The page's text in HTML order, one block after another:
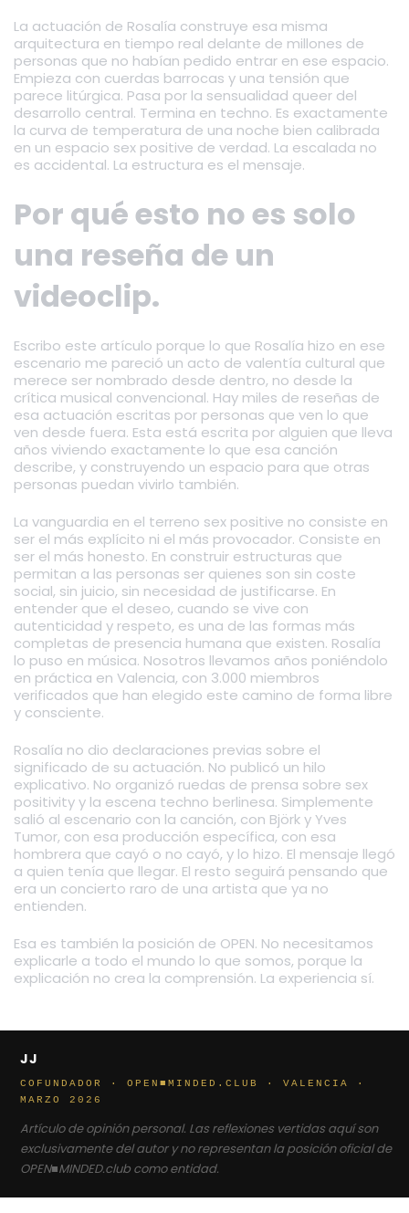
La actuación de Rosalía construye esa misma
arquitectura en tiempo real delante de millones de
personas que no habían pedido entrar en ese espacio.
Empieza con cuerdas barrocas y una tensión que
parece litúrgica. Pasa por la sensualidad queer del
desarrollo central. Termina en techno. Es exactamente
la curva de temperatura de una noche bien calibrada
en un espacio sex positive de verdad. La escalada no
es accidental. La estructura es el mensaje.
Por qué esto no es solo
una reseña de un
videoclip.
Escribo este artículo porque lo que Rosalía hizo en ese
escenario me pareció un acto de valentía cultural que
merece ser nombrado desde dentro, no desde la
crítica musical convencional. Hay miles de reseñas de
esa actuación escritas por personas que ven lo que
ven desde fuera. Esta está escrita por alguien que lleva
años viviendo exactamente lo que esa canción
describe, y construyendo un espacio para que otras
personas puedan vivirlo también.
La vanguardia en el terreno sex positive no consiste en
ser el más explícito ni el más provocador. Consiste en
ser el más honesto. En construir estructuras que
permitan a las personas ser quienes son sin coste
social, sin juicio, sin necesidad de justificarse. En
entender que el deseo, cuando se vive con
autenticidad y respeto, es una de las formas más
completas de presencia humana que existen. Rosalía
lo puso en música. Nosotros llevamos años poniéndolo
en práctica en Valencia, con 3.000 miembros
verificados que han elegido este camino de forma libre
y consciente.
Rosalía no dio declaraciones previas sobre el
significado de su actuación. No publicó un hilo
explicativo. No organizó ruedas de prensa sobre sex
positivity y la escena techno berlinesa. Simplemente
salió al escenario con la canción, con Björk y Yves
Tumor, con esa producción específica, con esa
hombrera que cayó o no cayó, y lo hizo. El mensaje llegó
a quien tenía que llegar. El resto seguirá pensando que
era un concierto raro de una artista que ya no
entienden.
Esa es también la posición de OPEN. No necesitamos
explicarle a todo el mundo lo que somos, porque la
explicación no crea la comprensión. La experiencia sí.
JJ
COFUNDADOR · OPEN■MINDED.CLUB · VALENCIA ·
MARZO 2026
Artículo de opinión personal. Las reflexiones vertidas aquí son
exclusivamente del autor y no representan la posición oficial de
OPEN■MINDED.club como entidad.